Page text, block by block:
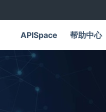
APISpace 帮助中心